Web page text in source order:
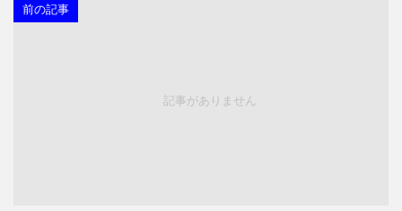
前の記事
記事がありません